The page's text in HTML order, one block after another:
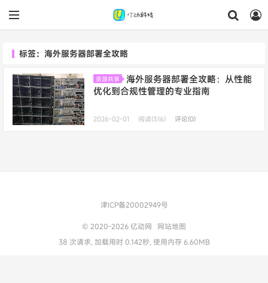
标签：海外服务器部署全攻略
资源共享
海外服务器部署全攻略：从性能
优化到合规性管理的专业指南
2026-02-01 阅读(316) 评论(0)
津ICP备20002949号
© 2020-2026亿动网
网站地图
38 次请求, 加载用时 0.142秒, 使用内存 6.60MB